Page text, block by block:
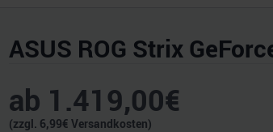
ASUS ROG Strix
ab 1.419,00€
(zzgl. 6,99€ Versandkosten)